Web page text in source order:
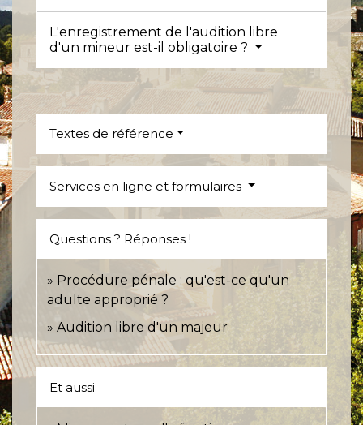
L'enregistrement de l'audition libre
d'un mineur est-il obligatoire ?
Textes de référence
Services en ligne et formulaires
Questions ? Réponses !
Procédure pénale : qu'est-ce qu'un
adulte approprié ?
Audition libre d'un majeur
Et aussi